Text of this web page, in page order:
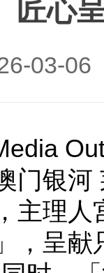
心
03-
门银
主理
，呈